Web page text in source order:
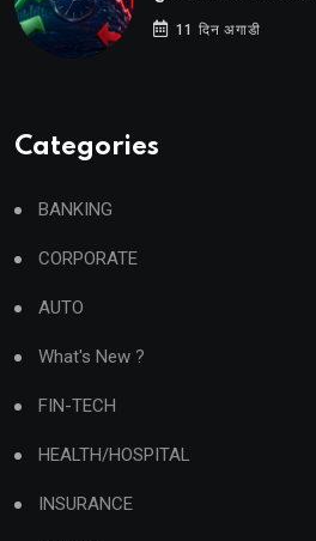
11 दिन अगाडी
Categories
BANKING
CORPORATE
AUTO
What's New ?
FIN-TECH
HEALTH/HOSPITAL
INSURANCE